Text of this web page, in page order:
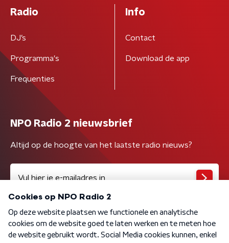
Radio
DJ’s
Programma's
Frequenties
Info
Contact
Download de app
NPO Radio 2 nieuwsbrief
Altijd op de hoogte van het laatste radio nieuws?
Algemene voorwaarden